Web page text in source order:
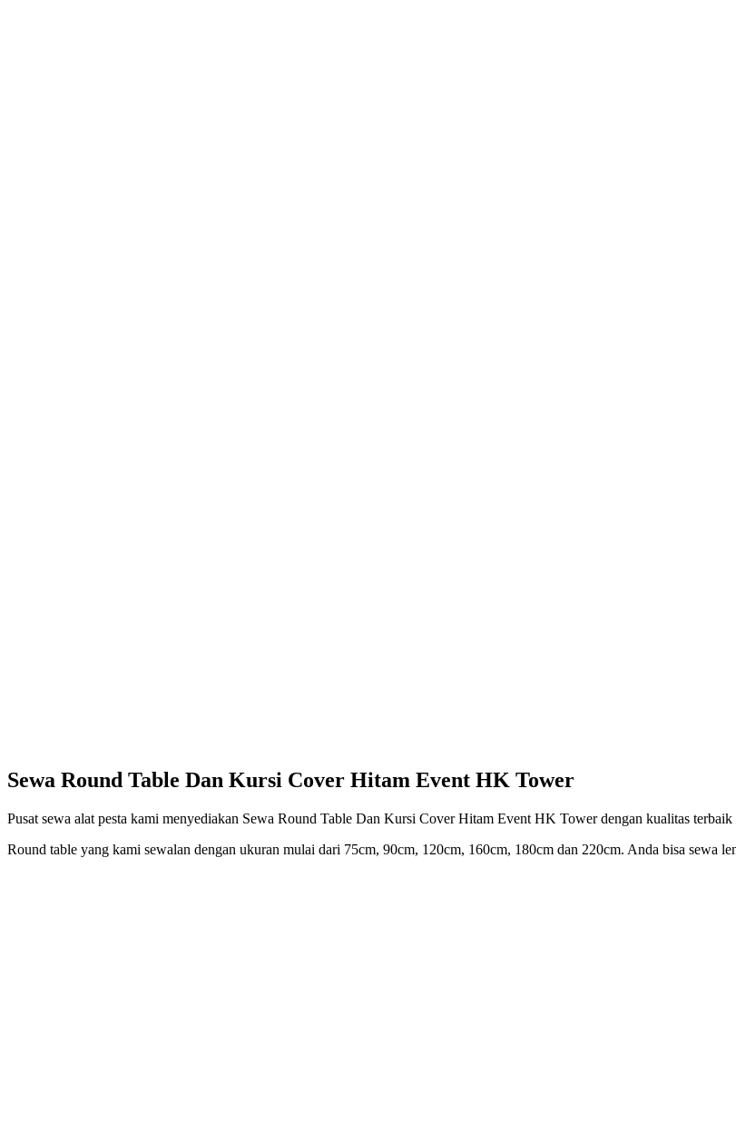
Sewa Round Table Dan Kursi Cover Hitam Event HK Tower
Pusat sewa alat pesta kami menyediakan Sewa Round Table Dan Kursi Cover Hitam Event HK Tower dengan kualitas
Round table yang kami sewalan dengan ukuran mulai dari 75cm, 90cm, 120cm, 160cm, 180cm dan 220cm. Anda bisa sewa